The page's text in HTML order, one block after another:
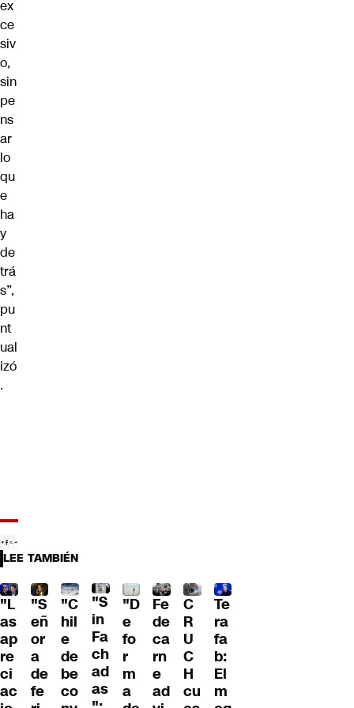
ex
ce
siv
o,
sin
pe
ns
ar
lo
qu
e
ha
y
de
trá
s”,
pu
nt
ual
izó
.
LEE TAMBIÉN
"L
as
ap
re
ci
ac
"S
eñ
or
a
de
fe
"C
hil
e
de
be
co
"S
in
Fa
ch
ad
as
"D
e
fo
r
m
a
Fe
de
ca
rn
e
ad
C
R
U
C
H
cu
Te
ra
fa
b:
El
m